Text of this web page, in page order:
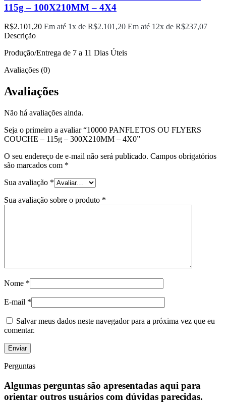
115g – 100X210MM – 4X4
R$2.101,20 Em até 1x de R$2.101,20 Em até 12x de R$237,07
Descrição
Produção/Entrega de 7 a 11 Dias Úteis
Avaliações (0)
Avaliações
Não há avaliações ainda.
Seja o primeiro a avaliar “10000 PANFLETOS OU FLYERS
COUCHE – 115g – 300X210MM – 4X0”
O seu endereço de e-mail não será publicado. Campos obrigatórios
são marcados com *
Sua avaliação *
Sua avaliação sobre o produto *
Nome *
E-mail *
Salvar meus dados neste navegador para a próxima vez que eu
comentar.
Perguntas
Algumas perguntas são apresentadas aqui para
orientar outros usuários com dúvidas parecidas.